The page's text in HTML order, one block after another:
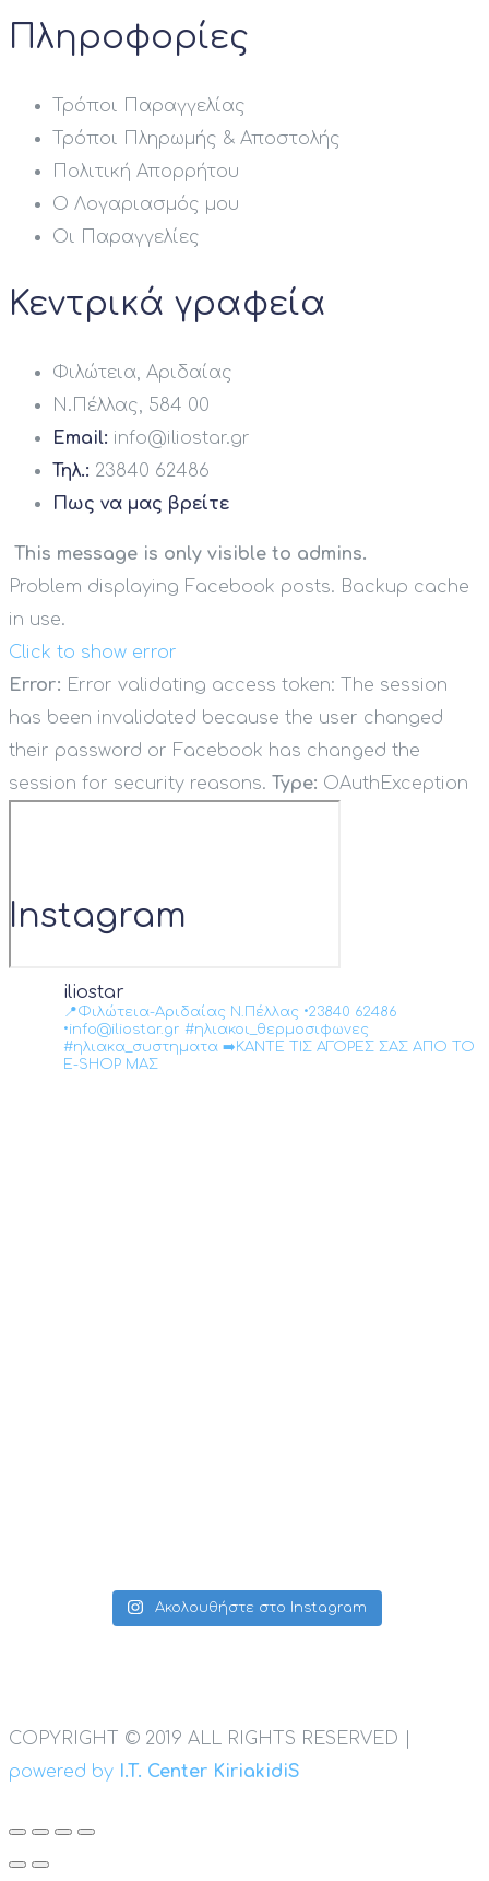
Πληροφορίες
Τρόποι Παραγγελίας
Τρόποι Πληρωμής & Αποστολής
Πολιτική Απορρήτου
Ο Λογαριασμός μου
Οι Παραγγελίες
Κεντρικά γραφεία
Φιλώτεια, Αριδαίας
Ν.Πέλλας, 584 00
Email: info@iliostar.gr
Τηλ.: 23840 62486
Πως να μας βρείτε
This message is only visible to admins.
Problem displaying Facebook posts. Backup cache
in use.
Click to show error
Error: Error validating access token: The session
has been invalidated because the user changed
their password or Facebook has changed the
session for security reasons. Type: OAuthException
Instagram
iliostar
📍Φιλώτεια-Αριδαίας Ν.Πέλλας •23840 62486
•info@iliostar.gr #ηλιακοι_θερμοσιφωνες
#ηλιακα_συστηματα ➡️ΚΑΝΤΕ ΤΙΣ ΑΓΟΡΕΣ ΣΑΣ ΑΠΟ ΤΟ
E-SHOP ΜΑΣ
Ακολουθήστε στο Instagram
COPYRIGHT © 2019 ALL RIGHTS RESERVED |
powered by I.T. Center KiriakidiS